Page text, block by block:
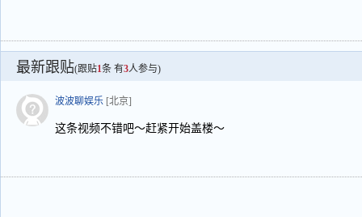
最新跟贴(跟贴1条 有3人参与)
波波聊娱乐 [北京]
这条视频不错吧～赶紧开始盖楼～